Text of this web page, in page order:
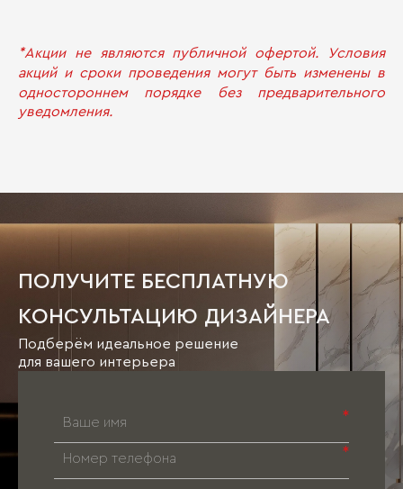
*Акции не являются публичной офертой. Условия
акций и сроки проведения могут быть изменены в
одностороннем порядке без предварительного
уведомления.
ПОЛУЧИТЕ БЕСПЛАТНУЮ
КОНСУЛЬТАЦИЮ ДИЗАЙНЕРА
Подберём идеальное решение
для вашего интерьера
*
*